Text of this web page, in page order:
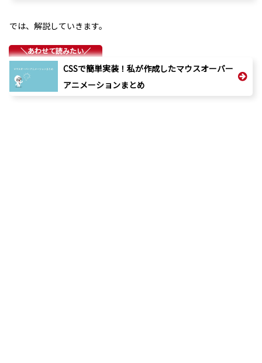
では、解説していきます。
CSSで簡単実装！私が作成したマウスオーバー
アニメーションまとめ